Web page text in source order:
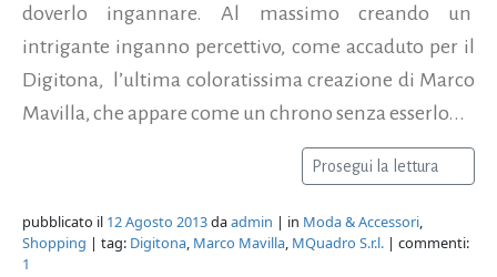
doverlo ingannare. Al massimo creando un
intrigante inganno percettivo, come accaduto per il
Digitona, l’ultima coloratissima creazione di Marco
Mavilla, che appare come un chrono senza esserlo...
Prosegui la lettura
pubblicato il 12 Agosto 2013daadmin | in Moda & Accessori,
Shopping | tag: Digitona, Marco Mavilla, MQuadro S.r.l. | commenti:
1